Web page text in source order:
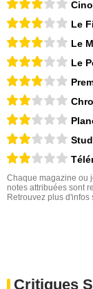
Le
Le
Le
Chaque magazine ou
notes attribuées sont
Retrouvez plus d'infos
Critiques